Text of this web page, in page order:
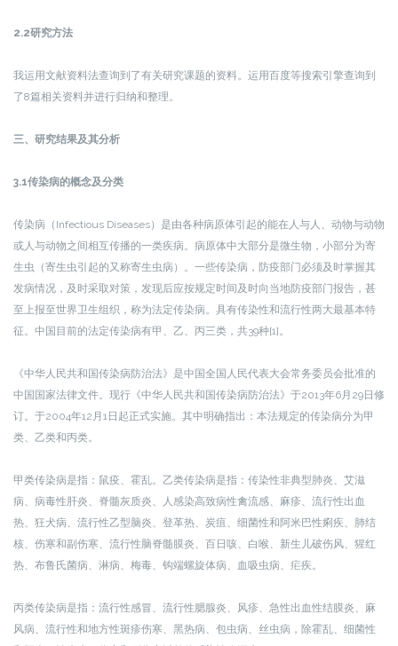
2.2研究方法
我运用文献资料法查询到了有关研究课题的资料。运用百度等搜索引擎查询到
了8篇相关资料并进行归纳和整理。
三、研究结果及其分析
3.1传染病的概念及分类
传染病（Infectious Diseases）是由各种病原体引起的能在人与人、动物与动物
或人与动物之间相互传播的一类疾病。病原体中大部分是微生物，小部分为寄
生虫（寄生虫引起的又称寄生虫病）。一些传染病，防疫部门必须及时掌握其
发病情况，及时采取对策，发现后应按规定时间及时向当地防疫部门报告，甚
至上报至世界卫生组织，称为法定传染病。具有传染性和流行性两大最基本特
征。中国目前的法定传染病有甲、乙、丙三类，共39种[1]。
《中华人民共和国传染病防治法》是中国全国人民代表大会常务委员会批准的
中国国家法律文件。现行《中华人民共和国传染病防治法》于2013年6月29日修
订。于2004年12月1日起正式实施。其中明确指出：本法规定的传染病分为甲
类、乙类和丙类。
甲类传染病是指：鼠疫、霍乱。乙类传染病是指：传染性非典型肺炎、艾滋
病、病毒性肝炎、脊髓灰质炎、人感染高致病性禽流感、麻疹、流行性出血
热、狂犬病、流行性乙型脑炎、登革热、炭疽、细菌性和阿米巴性痢疾、肺结
核、伤寒和副伤寒、流行性脑脊髓膜炎、百日咳、白喉、新生儿破伤风、猩红
热、布鲁氏菌病、淋病、梅毒、钩端螺旋体病、血吸虫病、疟疾。
丙类传染病是指：流行性感冒、流行性腮腺炎、风疹、急性出血性结膜炎、麻
风病、流行性和地方性斑疹伤寒、黑热病、包虫病、丝虫病，除霍乱、细菌性